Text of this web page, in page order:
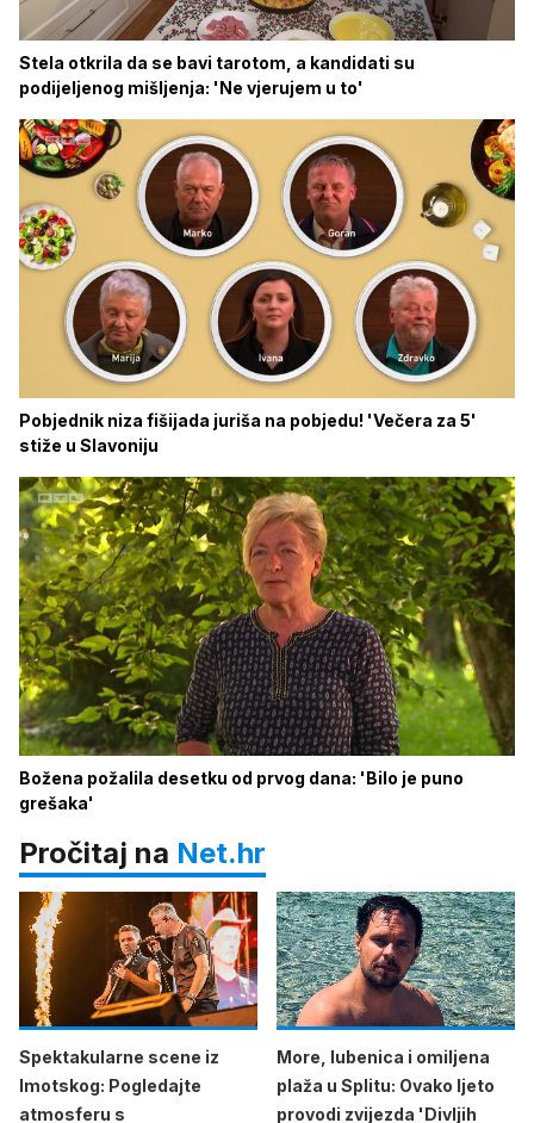
Stela otkrila da se bavi tarotom, a kandidati su
podijeljenog mišljenja: 'Ne vjerujem u to'
Pobjednik niza fišijada juriša na pobjedu! 'Večera za 5'
stiže u Slavoniju
Božena požalila desetku od prvog dana: 'Bilo je puno
grešaka'
Pročitaj na Net.hr
Spektakularne scene iz
Imotskog: Pogledajte
atmosferu s
More, lubenica i omiljena
plaža u Splitu: Ovako ljeto
provodi zvijezda 'Divljih